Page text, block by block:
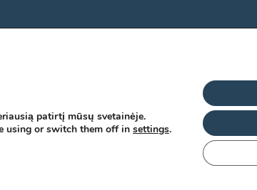
patirtį mūsų svetainėje.
using or switch them off in settings.